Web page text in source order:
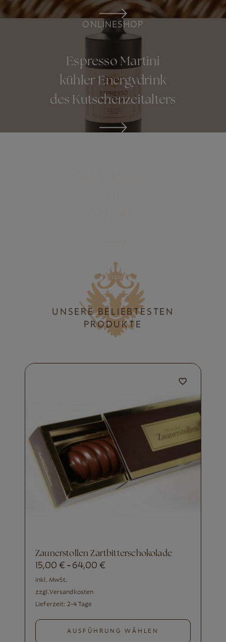
ONLINESHOP
Espresso Martini
kühler Energydrink
des Kutschenzeitalters
UNSERE BELIEBTESTEN
PRODUKTE
Zaunerstollen Zartbitterschokolade
15,00€ - 64,00€
inkl. MwSt.
zzgl.Versandkosten
Lieferzeit: 2-4 Tage
AUSFÜHRUNG WÄHLEN